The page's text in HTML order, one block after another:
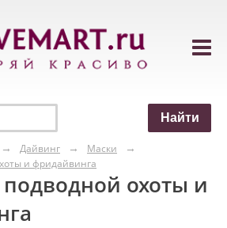
Дайвинг
Маски
и фридайвинга
охоты и